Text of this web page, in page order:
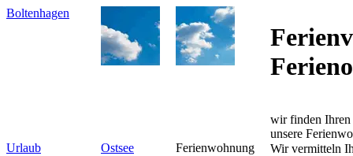
Boltenhagen
wir finden
unsere
Urlaub
Ostsee Ferienwohnung Wir vermitteln